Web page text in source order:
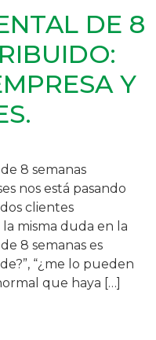
DE 8
Y
8 semanas
nos está pasando
clientes
misma duda en la
8 semanas es
“¿me lo pueden
que haya […]